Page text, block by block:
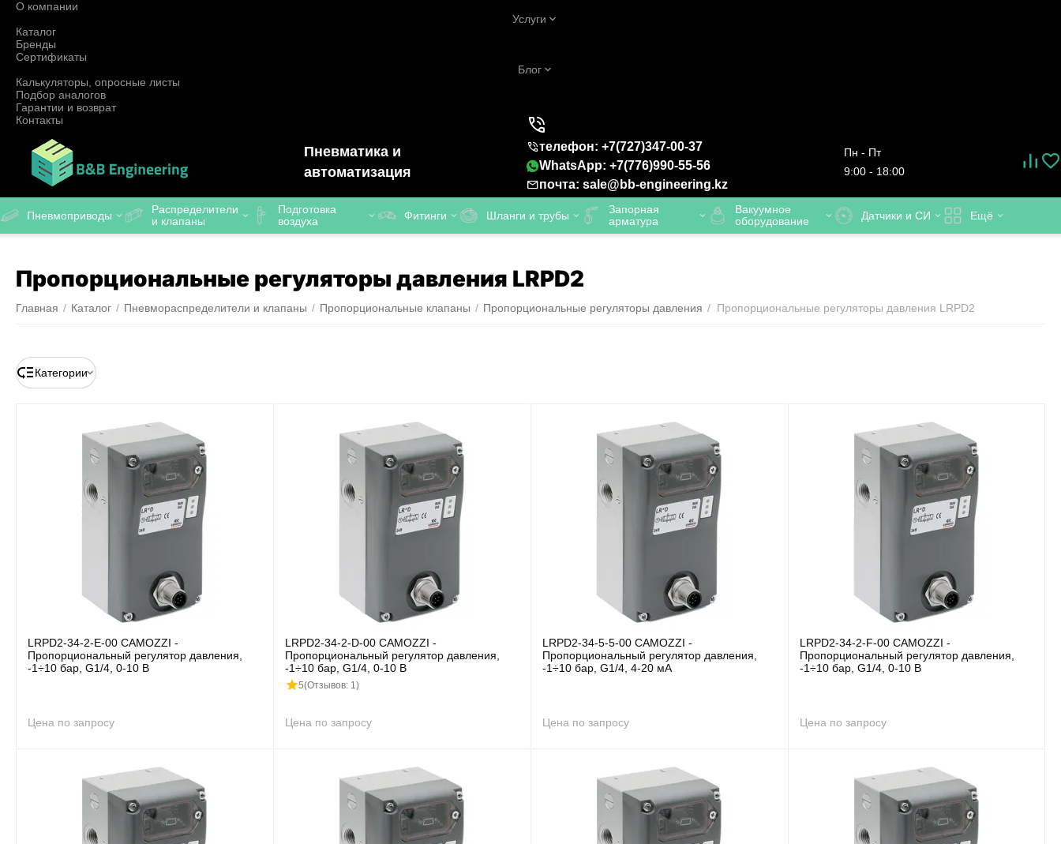
О компании
Услуги
Каталог
Бренды
Сертификаты
Блог
Калькуляторы, опросные листы
Подбор аналогов
Гарантии и возврат
Контакты
Пневматика и
автоматизация
телефон: +7(727)347-00-37
WhatsApp: +7(776)990-55-56
почта: sale@bb-engineering.kz
Пн - Пт
9:00 - 18:00
Пневмоприводы
Распределители
и клапаны
Подготовка
воздуха
Фитинги Шланги и трубы
Запорная
арматура
Вакуумное
оборудование
Датчики и СИ Ещё
Пропорциональные регуляторы давления LRPD2
Главная / Каталог / Пневмораспределители и клапаны / Пропорциональные клапаны / Пропорциональные регуляторы давления / Пропорциональные регуляторы давления LRPD2
Категории
LRPD2-34-2-E-00 CAMOZZI -
Пропорциональный регулятор давления,
-1÷10 бар, G1/4, 0-10 В
Цена по запросу
LRPD2-34-2-D-00 CAMOZZI -
Пропорциональный регулятор давления,
-1÷10 бар, G1/4, 0-10 В
5(Отзывов: 1)
Цена по запросу
LRPD2-34-5-5-00 CAMOZZI -
Пропорциональный регулятор давления,
-1÷10 бар, G1/4, 4-20 мА
Цена по запросу
LRPD2-34-2-F-00 CAMOZZI -
Пропорциональный регулятор давления,
-1÷10 бар, G1/4, 0-10 В
Цена по запросу